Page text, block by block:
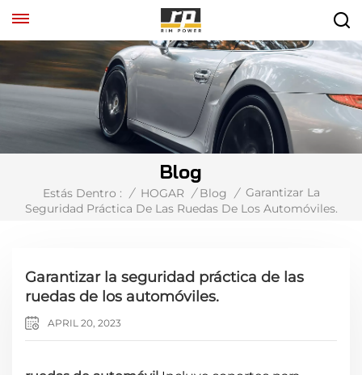
Blog
Estás Dentro : / HOGAR / Blog / Garantizar La
Seguridad Práctica De Las Ruedas De Los Automóviles.
Garantizar la seguridad práctica de las
ruedas de los automóviles.
APRIL 20, 2023